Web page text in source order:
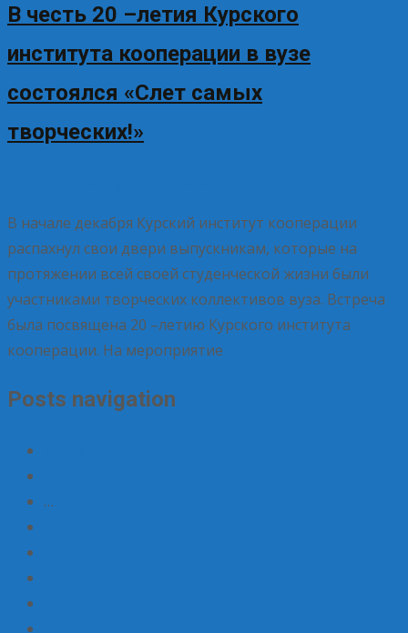
В честь 20 –летия Курского
института кооперации в вузе
состоялся «Слет самых
творческих!»
В начале декабря Курский институт кооперации
распахнул свои двери выпускникам, которые на
протяжении всей своей студенческой жизни были
участниками творческих коллективов вуза. Встреча
была посвящена 20 –летию Курского института
кооперации. На мероприятие
Posts navigation
…